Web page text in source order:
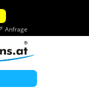
Anfrage